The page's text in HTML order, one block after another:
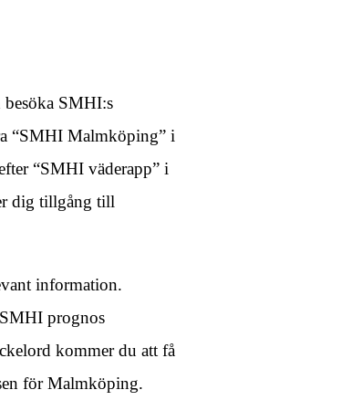
besöka SMHI:s
“SMHI Malmköping” i
“SMHI väderapp” i
dig tillgång till
information.
prognos
kommer du att få
för Malmköping.